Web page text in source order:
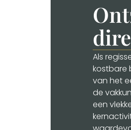
Als
kostbare
van het
de
een